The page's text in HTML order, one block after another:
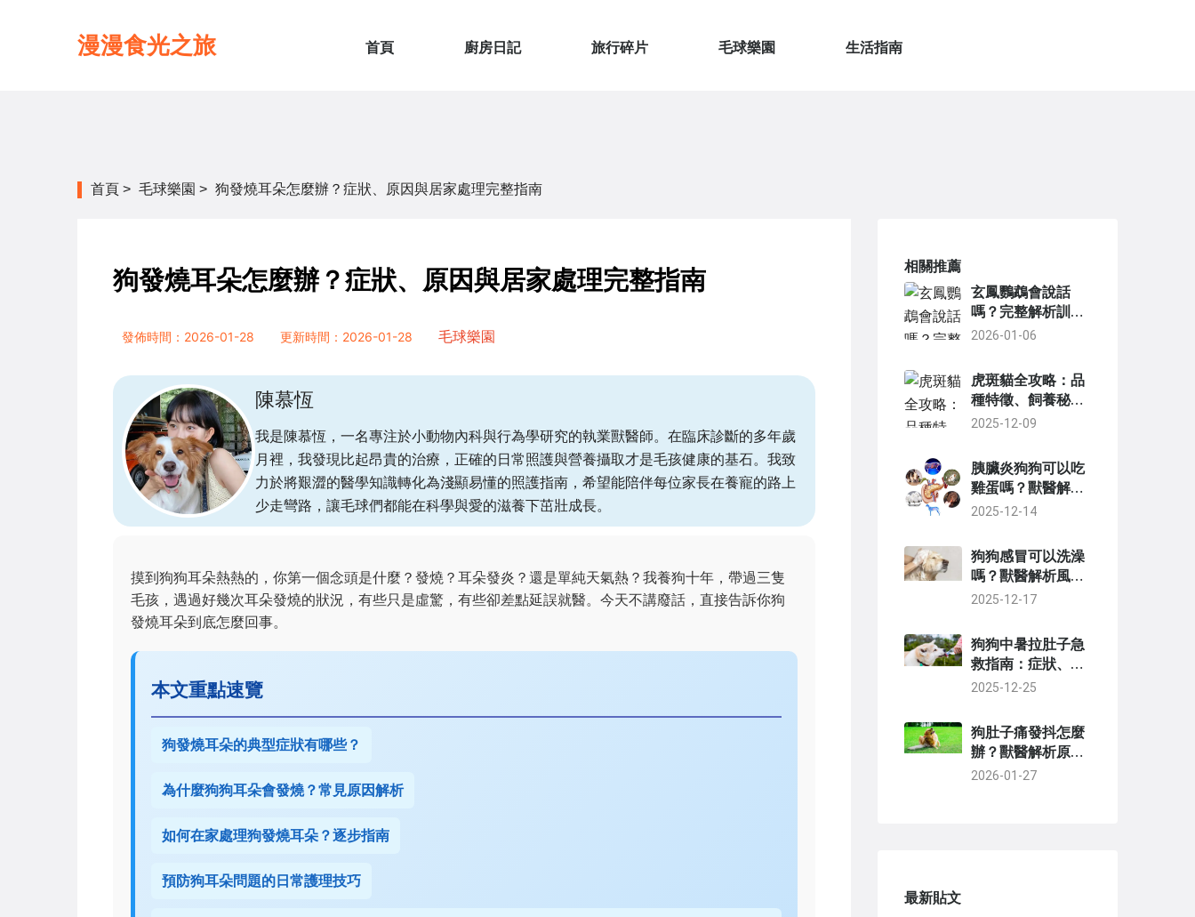
漫漫食光之旅 首頁 廚房日記 旅行碎片 毛球樂園 生活指南
首頁 > 毛球樂園 > 狗發燒耳朵怎麼辦？症狀、原因與居家處理完整指南
狗發燒耳朵怎麼辦？症狀、原因與居家處理完整指南
發佈時間：2026-01-28 更新時間：2026-01-28 毛球樂園
陳慕恆
我是陳慕恆，一名專注於小動物內科與行為學研究的執業獸醫師。在臨床診斷的多年歲
月裡，我發現比起昂貴的治療，正確的日常照護與營養攝取才是毛孩健康的基石。我致
力於將艱澀的醫學知識轉化為淺顯易懂的照護指南，希望能陪伴每位家長在養寵的路上
少走彎路，讓毛球們都能在科學與愛的滋養下茁壯成長。
摸到狗狗耳朵熱熱的，你第一個念頭是什麼？發燒？耳朵發炎？還是單純天氣熱？我養狗十年，帶過三隻
毛孩，遇過好幾次耳朵發燒的狀況，有些只是虛驚，有些卻差點延誤就醫。今天不講廢話，直接告訴你狗
發燒耳朵到底怎麼回事。
本文重點速覽
狗發燒耳朵的典型症狀有哪些？
為什麼狗狗耳朵會發燒？常見原因解析
如何在家處理狗發燒耳朵？逐步指南
預防狗耳朵問題的日常護理技巧
相關推薦
玄鳳鸚鵡會說話
嗎？完整解析訓練
技巧與品種特性
2026-01-06
虎斑貓全攻略：品
種特徵、飼養秘訣
與常見問題深度解
2025-12-09
胰臟炎狗狗可以吃
雞蛋嗎？獸醫解答
與完整飲食指南
2025-12-14
狗狗感冒可以洗澡
嗎？獸醫解析風險
與正確護理指南
2025-12-17
狗狗中暑拉肚子急
救指南：症狀、預
防與治療全解析
2025-12-25
狗肚子痛發抖怎麼
辦？獸醫解析原
因、緊急處理與預
2026-01-27
最新貼文